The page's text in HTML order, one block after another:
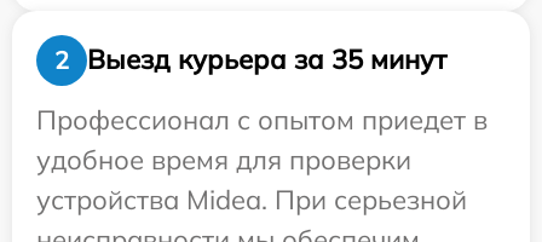
2
Выезд курьера за 35 минут
Профессионал с опытом приедет в
удобное время для проверки
устройства Midea. При серьезной